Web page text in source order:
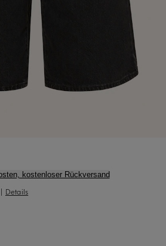
kostenloser Rückversand
| Details